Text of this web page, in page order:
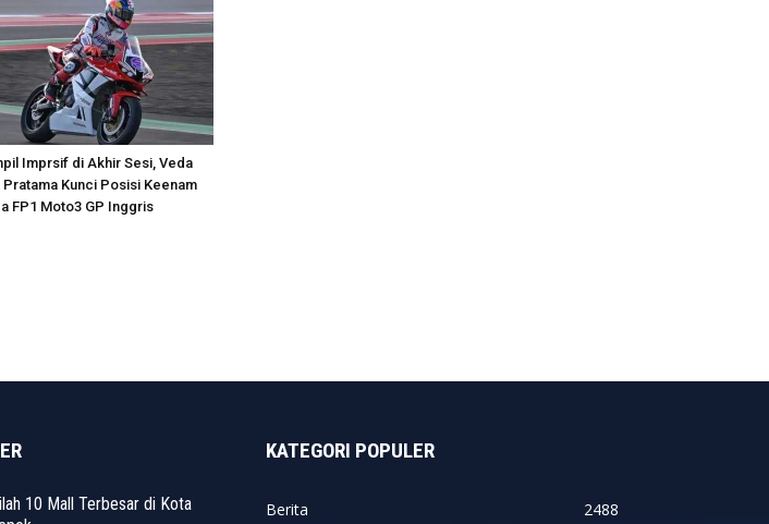
Imprsif di Akhir Sesi, Veda
Pratama Kunci Posisi Keenam
FP1 Moto3 GP Inggris
10 Mall Terbesar di Kota
KATEGORI POPULER
Berita
2488